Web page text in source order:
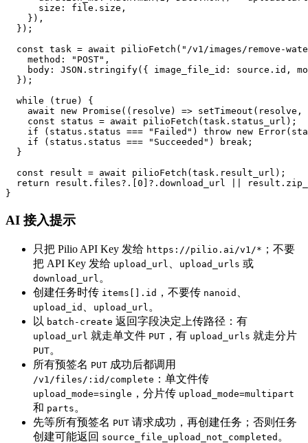
      size: file.size,
    }),
  });
const task = await pilioFetch("/v1/images/remove-
    method: "POST",
body: JSON.stringify({ image_file_id: source.id,
  });
  while (true) {
await new Promise((resolve) => setTimeout(resolve,
    const status = await pilioFetch(task.status_url);
if (status.status === "Failed") throw new
    if (status.status === "Succeeded") break;
  }
  const result = await pilioFetch(task.result_url);
return result.files?.[0]?.download_url ||
}
AI 接入提示
只把 Pilio API Key 发给 https://pilio.ai/v1/* ；不要
把 API Key 发给 upload_url upload_urls 或
download_url 。
创建任务时传 items[].id ，不要传 nanoid
upload_id upload_url 。
以 batch-create 返回字段决定上传路径：有
upload_url 就走单文件 PUT ，有 upload_urls 就走分片
PUT。
所有预签名 PUT 成功后都调用
/v1/files/:id/complete ：单文件传
upload_mode=single ，分片传 upload_mode=multipart
和 parts 。
先等所有预签名 PUT 请求成功，再创建任务；否则任务
创建可能返回 source_file_upload_not_completed 。